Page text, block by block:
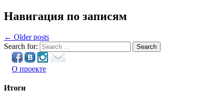
Навигация по записям
← Older posts
Search for:
Search
О проекте
Итоги